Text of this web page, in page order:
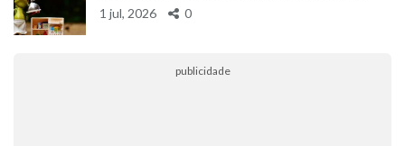
1 jul, 2026
0
publicidade